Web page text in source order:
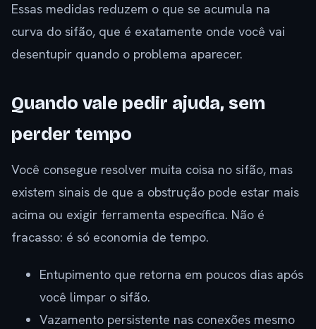
Essas medidas reduzem o que se acumula na
curva do sifão, que é exatamente onde você vai
desentupir quando o problema aparecer.
Quando vale pedir ajuda, sem
perder tempo
Você consegue resolver muita coisa no sifão, mas
existem sinais de que a obstrução pode estar mais
acima ou exigir ferramenta específica. Não é
fracasso: é só economia de tempo.
Entupimento que retorna em poucos dias após
você limpar o sifão.
Vazamento persistente nas conexões mesmo